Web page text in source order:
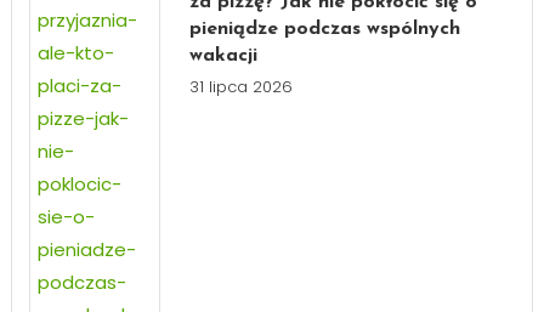
pieniądze podczas wspólnych
wakacji
31 lipca 2026